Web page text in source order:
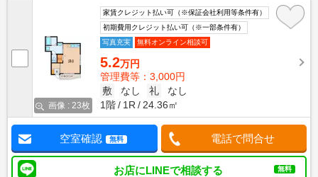
画像 : 23枚
家賃クレジット払い可（※保証会社利用等条件有）
初期費用クレジット払い可（※一部条件有）
写真充実
無料オンライン相談可
5.2万円
管理費等：3,000円
敷
なし 礼
なし
1階
1R 24.36㎡
空室確認 無料 電話で問合せ
お店にLINEで相談する 無料